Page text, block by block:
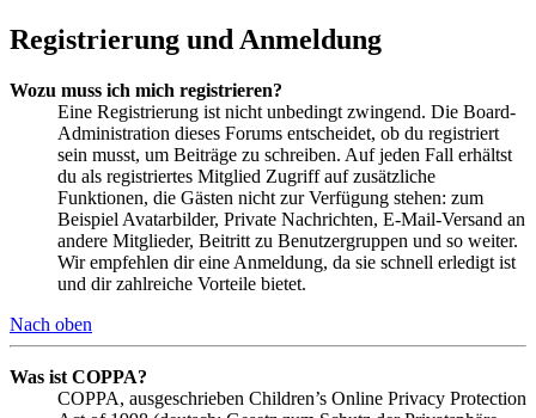
Registrierung und Anmeldung
Wozu muss ich mich registrieren?
Eine Registrierung ist nicht unbedingt zwingend. Die Board-
Administration dieses Forums entscheidet, ob du registriert
sein musst, um Beiträge zu schreiben. Auf jeden Fall erhältst
du als registriertes Mitglied Zugriff auf zusätzliche
Funktionen, die Gästen nicht zur Verfügung stehen: zum
Beispiel Avatarbilder, Private Nachrichten, E-Mail-Versand an
andere Mitglieder, Beitritt zu Benutzergruppen und so weiter.
Wir empfehlen dir eine Anmeldung, da sie schnell erledigt ist
und dir zahlreiche Vorteile bietet.
Nach oben
Was ist COPPA?
COPPA, ausgeschrieben Children’s Online Privacy Protection